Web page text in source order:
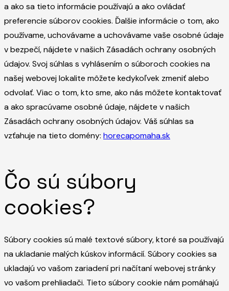
a ako sa tieto informácie používajú a ako ovládať
preferencie súborov cookies. Ďalšie informácie o tom, ako
používame, uchovávame a uchovávame vaše osobné údaje
v bezpečí, nájdete v našich Zásadách ochrany osobných
údajov. Svoj súhlas s vyhlásením o súboroch cookies na
našej webovej lokalite môžete kedykoľvek zmeniť alebo
odvolať. Viac o tom, kto sme, ako nás môžete kontaktovať
a ako spracúvame osobné údaje, nájdete v našich
Zásadách ochrany osobných údajov. Váš súhlas sa
vzťahuje na tieto domény: horecapomaha.sk
Čo sú súbory
cookies?
Súbory cookies sú malé textové súbory, ktoré sa používajú
na ukladanie malých kúskov informácií. Súbory cookies sa
ukladajú vo vašom zariadení pri načítaní webovej stránky
vo vašom prehliadači. Tieto súbory cookie nám pomáhajú